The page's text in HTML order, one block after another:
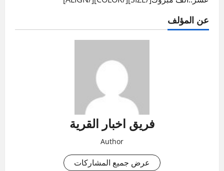
عن المؤلف
فريق اخبار القرية
Author
عرض جميع المشاركات